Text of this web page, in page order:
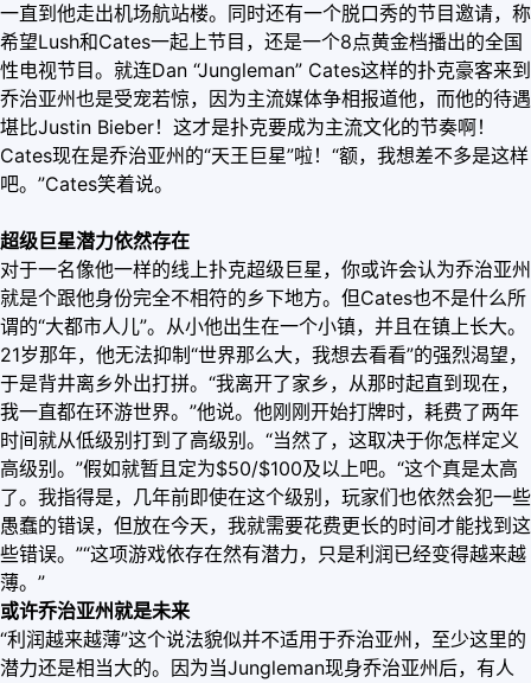
一直到他走出机场航站楼。同时还有一个脱口秀的节目邀请，称
希望Lush和Cates一起上节目，还是一个8点黄金档播出的全国
性电视节目。就连Dan “Jungleman” Cates这样的扑克豪客来到
乔治亚州也是受宠若惊，因为主流媒体争相报道他，而他的待遇
堪比Justin Bieber！这才是扑克要成为主流文化的节奏啊！
Cates现在是乔治亚州的“天王巨星”啦！“额，我想差不多是这样
吧。”Cates笑着说。
超级巨星潜力依然存在
对于一名像他一样的线上扑克超级巨星，你或许会认为乔治亚州
就是个跟他身份完全不相符的乡下地方。但Cates也不是什么所
谓的“大都市人儿”。从小他出生在一个小镇，并且在镇上长大。
21岁那年，他无法抑制“世界那么大，我想去看看”的强烈渴望，
于是背井离乡外出打拼。“我离开了家乡，从那时起直到现在，
我一直都在环游世界。”他说。他刚刚开始打牌时，耗费了两年
时间就从低级别打到了高级别。“当然了，这取决于你怎样定义
高级别。”假如就暂且定为$50/$100及以上吧。“这个真是太高
了。我指得是，几年前即使在这个级别，玩家们也依然会犯一些
愚蠢的错误，但放在今天，我就需要花费更长的时间才能找到这
些错误。”“这项游戏依存在然有潜力，只是利润已经变得越来越
薄。”
或许乔治亚州就是未来
“利润越来越薄”这个说法貌似并不适用于乔治亚州，至少这里的
潜力还是相当大的。因为当Jungleman现身乔治亚州后，有人